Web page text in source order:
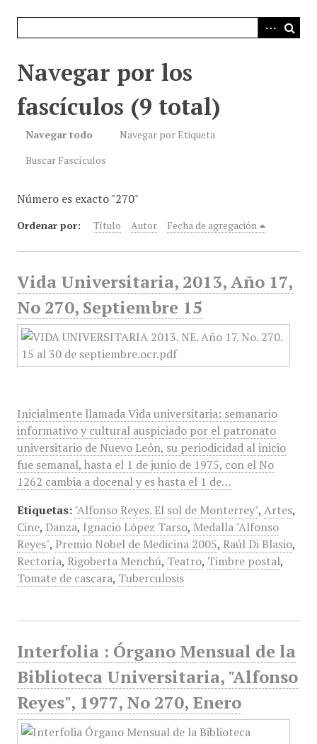
Navegar por los
fascículos (9 total)
Navegar todo
Navegar por Etiqueta
Buscar Fascículos
Número es exacto "270"
Ordenar por: Título Autor Fecha de agregación
Vida Universitaria, 2013, Año 17,
No 270, Septiembre 15
Inicialmente llamada Vida universitaria: semanario
informativo y cultural auspiciado por el patronato
universitario de Nuevo León, su periodicidad al inicio
fue semanal, hasta el 1 de junio de 1975, con el No
1262 cambia a docenal y es hasta el 1 de…
Etiquetas: "Alfonso Reyes. El sol de Monterrey", Artes,
Cine, Danza, Ignacio López Tarso, Medalla "Alfonso
Reyes", Premio Nobel de Medicina 2005, Raúl Di Blasio,
Rectoría, Rigoberta Menchú, Teatro, Timbre postal,
Tomate de cascara, Tuberculosis
Interfolia : Órgano Mensual de la
Biblioteca Universitaria, "Alfonso
Reyes", 1977, No 270, Enero